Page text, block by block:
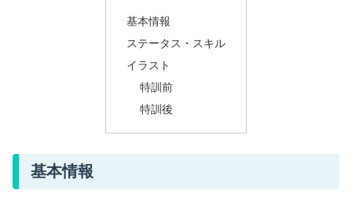
基本情報
ステータス・スキル
イラスト
特訓前
特訓後
基本情報